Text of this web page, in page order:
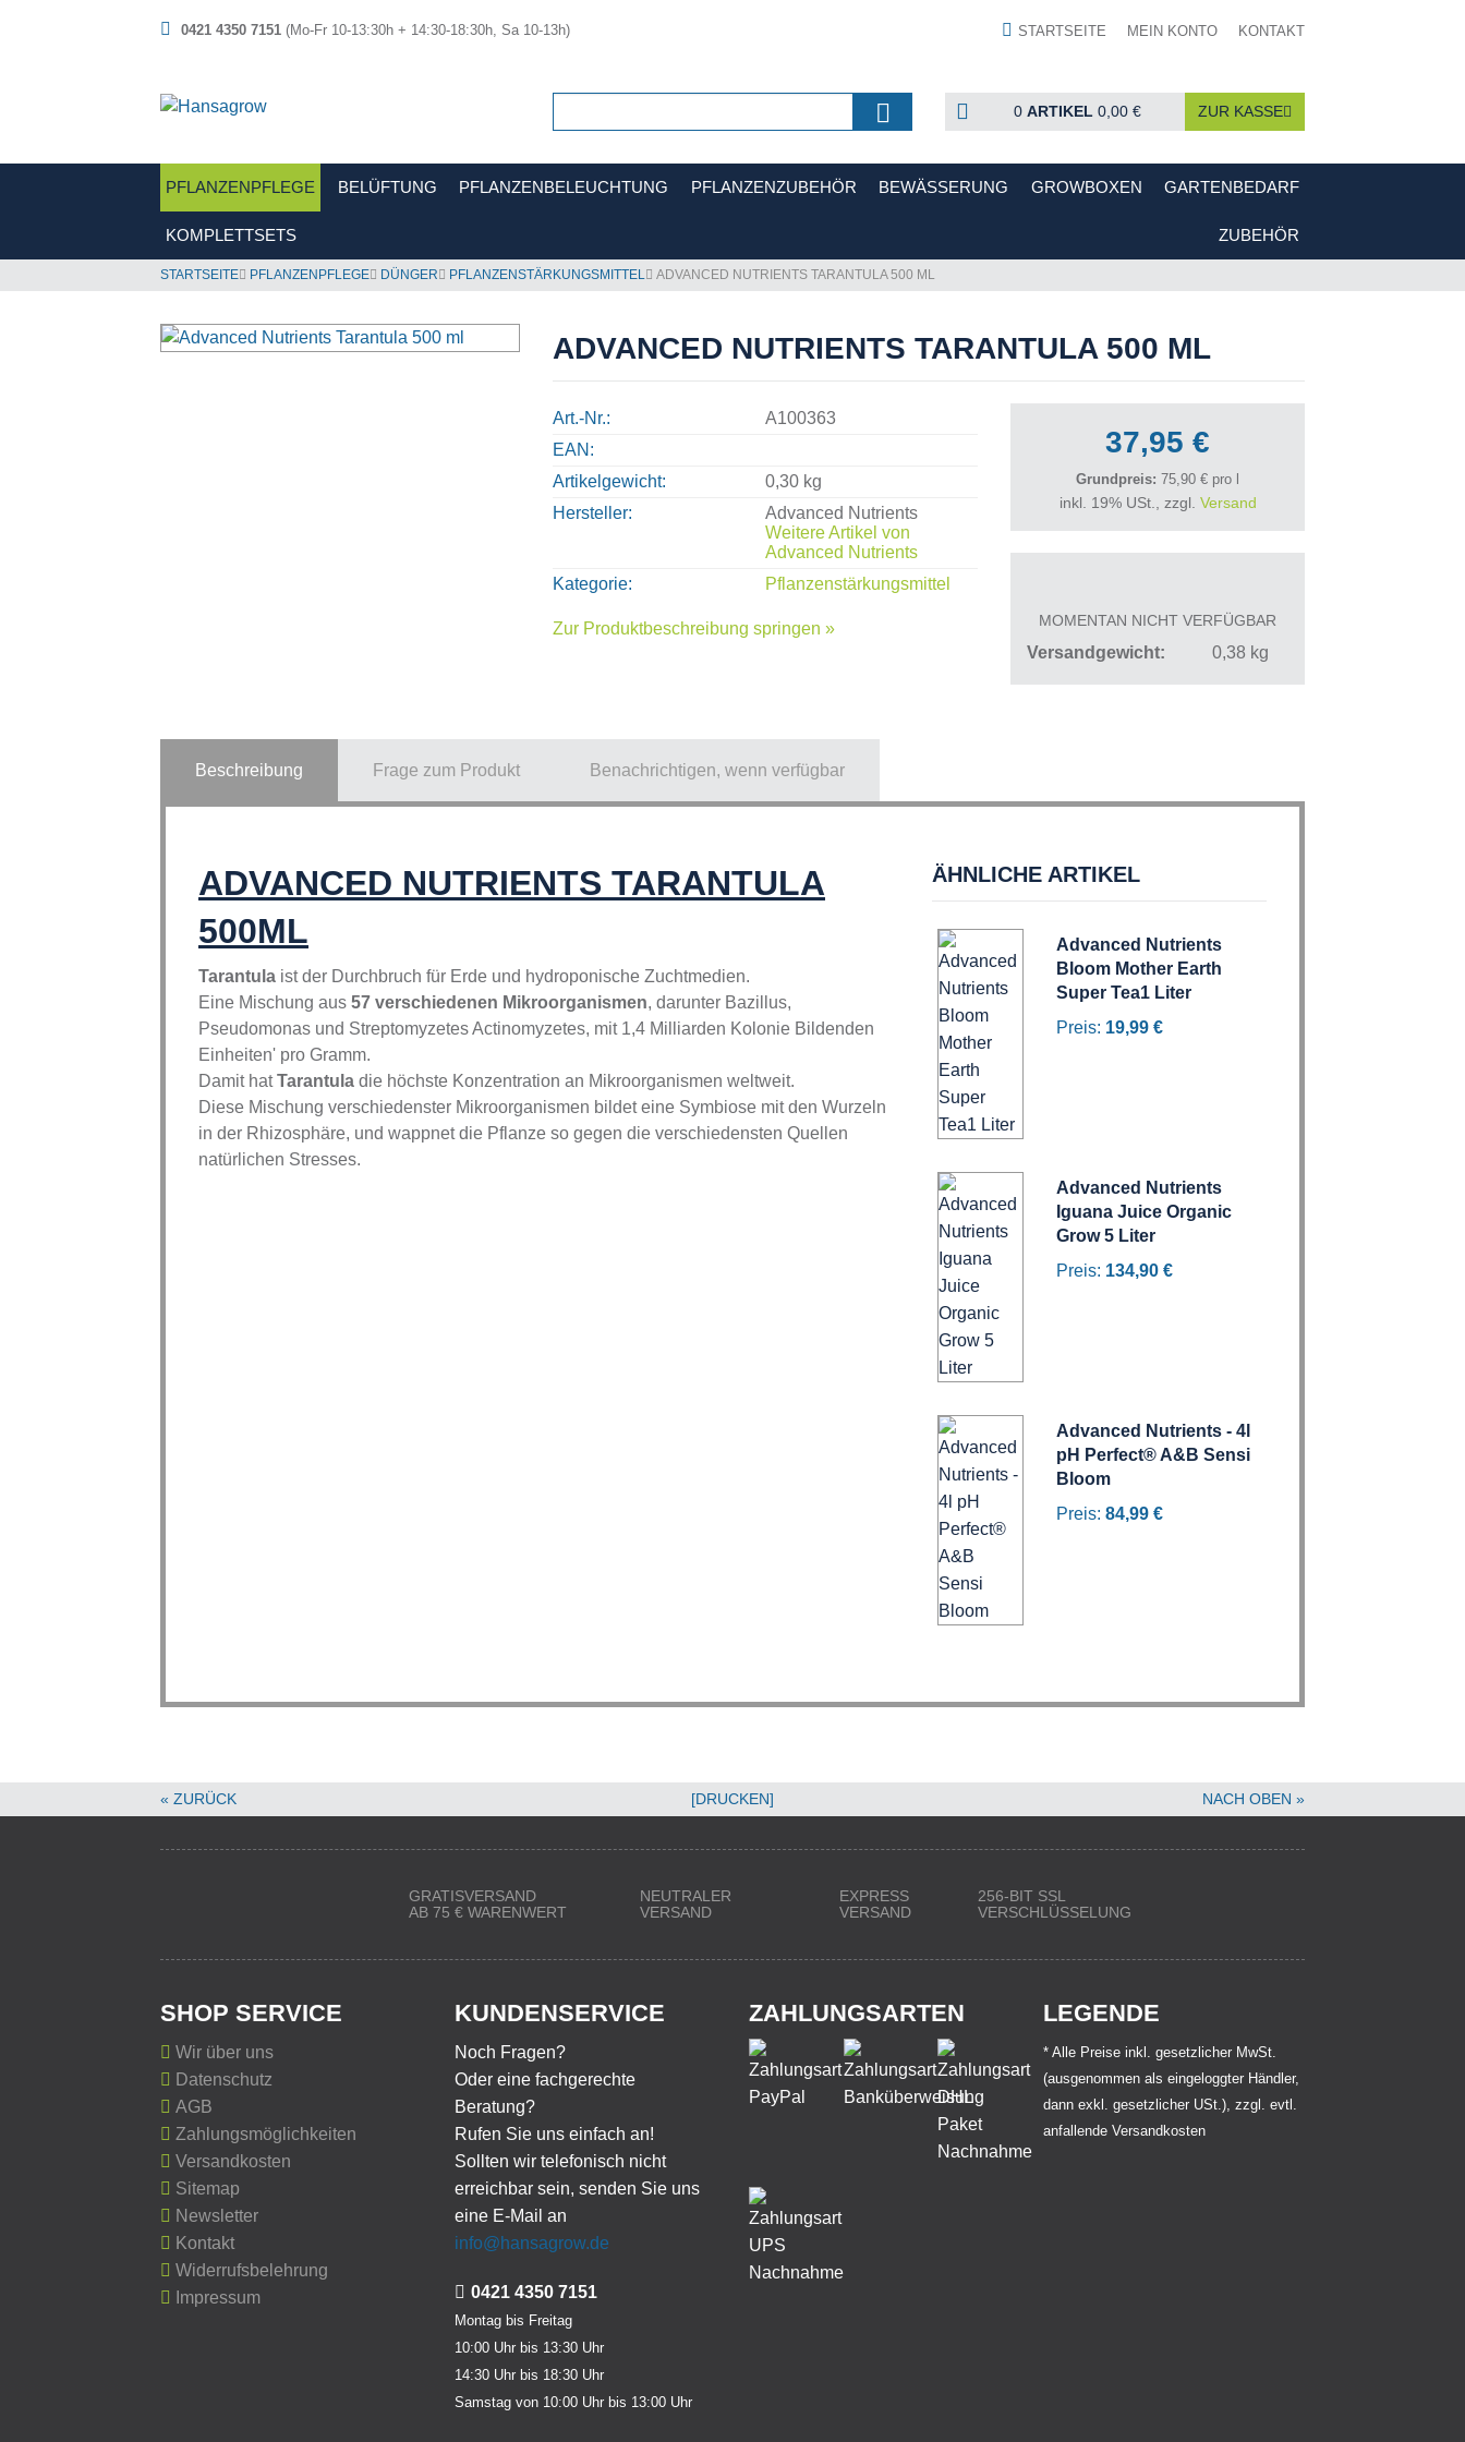
0421 4350 7151 (Mo-Fr 10-13:30h + 14:30-18:30h, Sa 10-13h) STARTSEITE MEIN KONTO KONTAKT
0 ARTIKEL 0,00 € ZUR KASSE
PFLANZENPFLEGE BELÜFTUNG PFLANZENBELEUCHTUNG PFLANZENZUBEHÖR BEWÄSSERUNG GROWBOXEN GARTENBEDARF
KOMPLETTSETS ZUBEHÖR
STARTSEITE PFLANZENPFLEGE DÜNGER PFLANZENSTÄRKUNGSMITTEL ADVANCED NUTRIENTS TARANTULA 500 ML
ADVANCED NUTRIENTS TARANTULA 500 ML
Art.-Nr.
A100363
EAN
Artikelgewicht
0,30 kg
Hersteller
Advanced Nutrients
Weitere Artikel von
Advanced Nutrients
Kategorie
Pflanzenstärkungsmittel
Zur Produktbeschreibung springen »
37,95 €
Grundpreis: 75,90 € pro l
inkl. 19% USt., zzgl. Versand
MOMENTAN NICHT VERFÜGBAR
Versandgewicht 0,38 kg
Beschreibung Frage zum Produkt Benachrichtigen, wenn verfügbar
ADVANCED NUTRIENTS TARANTULA
500ML
Tarantula ist der Durchbruch für Erde und hydroponische Zuchtmedien.
Eine Mischung aus 57 verschiedenen Mikroorganismen, darunter Bazillus,
Pseudomonas und Streptomyzetes Actinomyzetes, mit 1,4 Milliarden Kolonie Bildenden
Einheiten' pro Gramm.
Damit hatTarantula die höchste Konzentration an Mikroorganismen weltweit.
Diese Mischung verschiedenster Mikroorganismen bildet eine Symbiose mit den Wurzeln
in der Rhizosphäre, und wappnet die Pflanze so gegen die verschiedensten Quellen
natürlichen Stresses.
ÄHNLICHE ARTIKEL
Advanced Nutrients
Bloom Mother Earth
Super Tea1 Liter
Preis: 19,99 €
Advanced Nutrients
Iguana Juice Organic
Grow 5 Liter
Preis: 134,90 €
Advanced Nutrients - 4l
pH Perfect® A&B Sensi
Bloom
Preis:84,99 €
« ZURÜCK [DRUCKEN] NACH OBEN »
GRATISVERSAND
AB 75 € WARENWERT
NEUTRALER
VERSAND
EXPRESS
VERSAND
256-BIT SSL
VERSCHLÜSSELUNG
SHOP SERVICE
Wir über uns
Datenschutz
AGB
Zahlungsmöglichkeiten
Versandkosten
Sitemap
Newsletter
Kontakt
Widerrufsbelehrung
Impressum
KUNDENSERVICE
Noch Fragen?
Oder eine fachgerechte
Beratung?
Rufen Sie uns einfach an!
Sollten wir telefonisch nicht
erreichbar sein, senden Sie uns
eine E-Mail an
info@hansagrow.de
0421 4350 7151
Montag bis Freitag
10:00 Uhr bis 13:30 Uhr
14:30 Uhr bis 18:30 Uhr
Samstag von 10:00 Uhr bis 13:00 Uhr
ZAHLUNGSARTEN LEGENDE
* Alle Preise inkl. gesetzlicher MwSt.
(ausgenommen als eingeloggter Händler,
dann exkl. gesetzlicher USt.), zzgl. evtl.
anfallende Versandkosten